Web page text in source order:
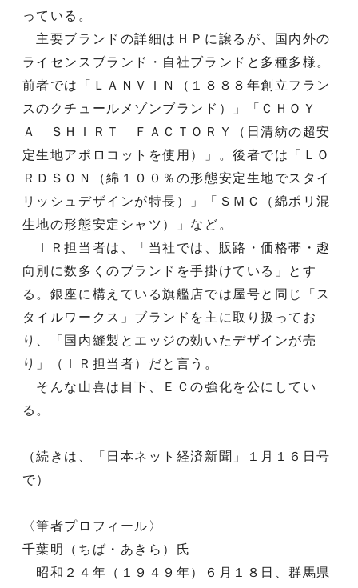
っている。
主要ブランドの詳細はＨＰに譲るが、国内外の
ライセンスブランド・自社ブランドと多種多様。
前者では「ＬＡＮＶＩＮ（１８８８年創立フラン
スのクチュールメゾンブランド）」「ＣＨＯＹ
Ａ ＳＨＩＲＴ ＦＡＣＴＯＲＹ（日清紡の超安
定生地アポロコットを使用）」。後者では「ＬＯ
ＲＤＳＯＮ（綿１００％の形態安定生地でスタイ
リッシュデザインが特長）」「ＳＭＣ（綿ポリ混
生地の形態安定シャツ）」など。
ＩＲ担当者は、「当社では、販路・価格帯・趣
向別に数多くのブランドを手掛けている」とす
る。銀座に構えている旗艦店では屋号と同じ「ス
タイルワークス」ブランドを主に取り扱ってお
り、「国内縫製とエッジの効いたデザインが売
り」（ＩＲ担当者）だと言う。
そんな山喜は目下、ＥＣの強化を公にしてい
る。
（続きは、「日本ネット経済新聞」１月１６日号
で）
〈筆者プロフィール〉
千葉明（ちば・あきら）氏
昭和２４年（１９４９年）６月１８日、群馬県